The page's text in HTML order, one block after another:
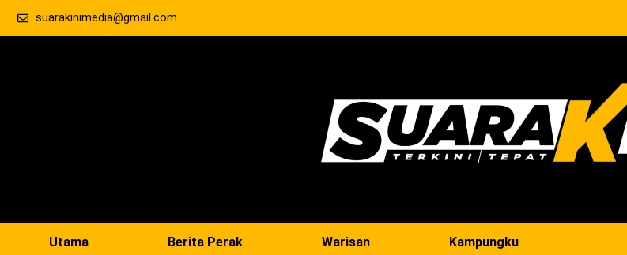
suarakinimedia@gmail.com
Utama Berita Perak Warisan Kampungku